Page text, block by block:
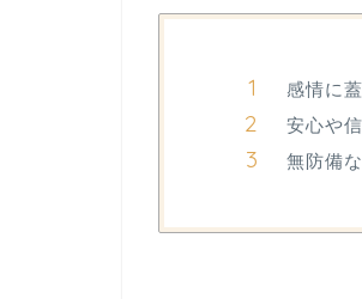
感情に
安心や
無防備